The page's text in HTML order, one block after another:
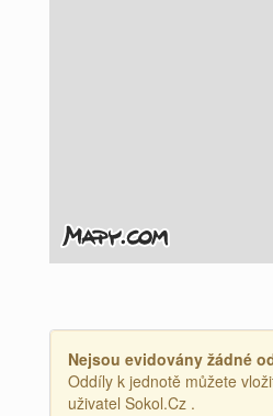
Nejsou evidovány žádné
Oddíly k jednotě můžete
uživatel Sokol.Cz .